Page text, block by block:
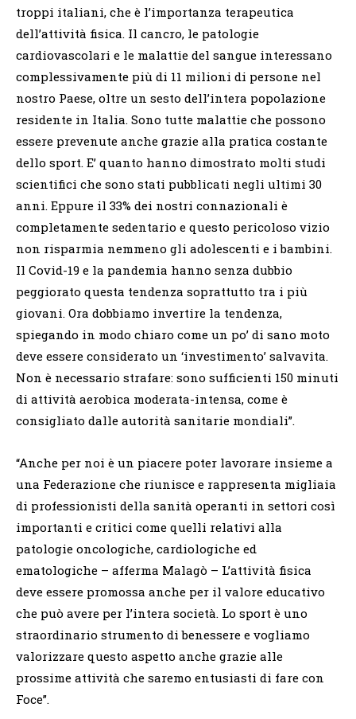
troppi italiani, che è l’importanza terapeutica
dell’attività fisica. Il cancro, le patologie
cardiovascolari e le malattie del sangue interessano
complessivamente più di 11 milioni di persone nel
nostro Paese, oltre un sesto dell’intera popolazione
residente in Italia. Sono tutte malattie che possono
essere prevenute anche grazie alla pratica costante
dello sport. E’ quanto hanno dimostrato molti studi
scientifici che sono stati pubblicati negli ultimi 30
anni. Eppure il 33% dei nostri connazionali è
completamente sedentario e questo pericoloso vizio
non risparmia nemmeno gli adolescenti e i bambini.
Il Covid-19 e la pandemia hanno senza dubbio
peggiorato questa tendenza soprattutto tra i più
giovani. Ora dobbiamo invertire la tendenza,
spiegando in modo chiaro come un po’ di sano moto
deve essere considerato un ‘investimento’ salvavita.
Non è necessario strafare: sono sufficienti 150 minuti
di attività aerobica moderata-intensa, come è
consigliato dalle autorità sanitarie mondiali”.
“Anche per noi è un piacere poter lavorare insieme a
una Federazione che riunisce e rappresenta migliaia
di professionisti della sanità operanti in settori così
importanti e critici come quelli relativi alla
patologie oncologiche, cardiologiche ed
ematologiche – afferma Malagò – L’attività fisica
deve essere promossa anche per il valore educativo
che può avere per l’intera società. Lo sport è uno
straordinario strumento di benessere e vogliamo
valorizzare questo aspetto anche grazie alle
prossime attività che saremo entusiasti di fare con
Foce”.